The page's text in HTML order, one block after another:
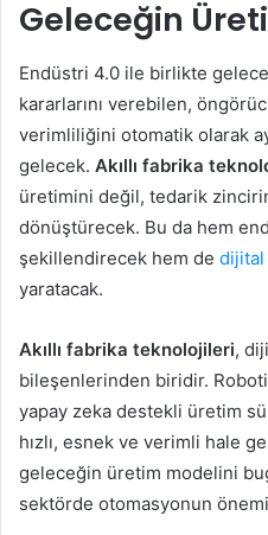
Geleceğin
Endüstri 4.0 ile birlikte
kararlarını verebilen,
verimliliğini otomatik olarak
gelecek. Akıllı fabrika
üretimini değil, tedarik
dönüştürecek. Bu da hem
şekillendirecek hem de dijital
yaratacak.
Akıllı fabrika teknolojileri,
bileşenlerinden biridir.
yapay zeka destekli üretim
hızlı, esnek ve verimli hale
geleceğin üretim modelini
sektörde otomasyonun